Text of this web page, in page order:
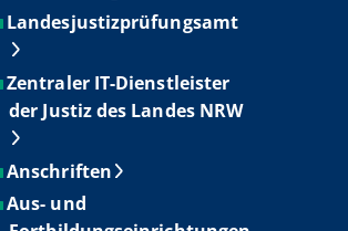
Landesjustizprüfungsamt
Zentraler IT-Dienstleister
der Justiz des Landes NRW
Anschriften
Aus- und